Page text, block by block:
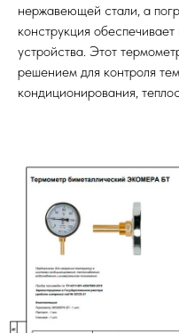
нержавеющей стали, а
конструкция
устройства. Этот
решением для контроля
кондиционирования,